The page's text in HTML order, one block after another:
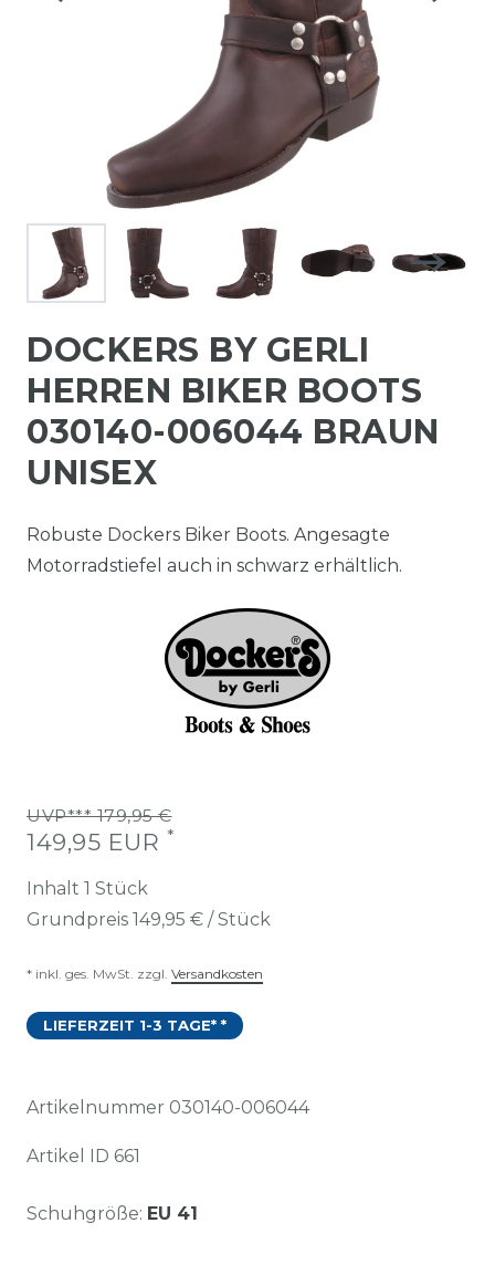
DOCKERS BY GERLI
HERREN BIKER BOOTS
030140-006044 BRAUN
UNISEX
Robuste Dockers Biker Boots. Angesagte
Motorradstiefel auch in schwarz erhältlich.
UVP*** 179,95 €
149,95 EUR *
Inhalt 1 Stück
Grundpreis 149,95 € / Stück
* inkl. ges. MwSt. zzgl. Versandkosten
LIEFERZEIT 1-3 TAGE* *
Artikelnummer 030140-006044
Artikel ID 661
Schuhgröße: EU 41